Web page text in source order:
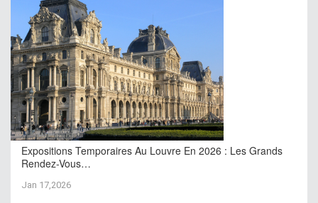
Expositions Temporaires Au Louvre En 2026 : Les Grands
Rendez-Vous…
Jan 17,2026